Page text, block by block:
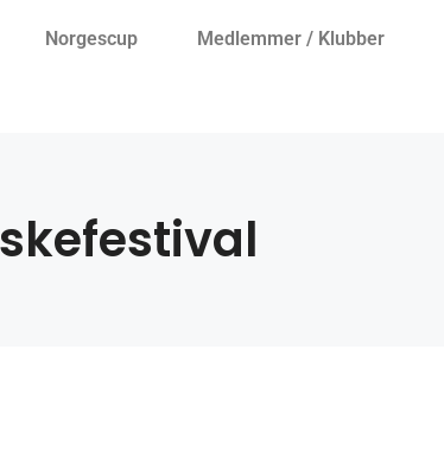
Norgescup Medlemmer / Klubber